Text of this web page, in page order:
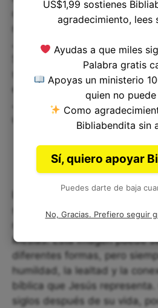
descrita en los siguientes
mucho, hija de Sion: Da
Jerusalén: He aquí tu rey
Salvador, humilde, y
sobre un pollino hijo de
elección del asno como
Jesús no solo fue un acto
una cumplimiento de la
El episodio de Jesús
sus seguidores cubriéndolo
Mesías. Esta imagen puede
diferentes formas, pero
humildad, la lealtad y la
bíblica que Jesús representa.
siglos después de su vida,
US$1,99 sostienes
agradecimiento, lees
Ayudas a que miles
Palabra gratis
Apoyas un ministerio
quien no
Como
Bibliabendita sin
Sí, quiero apoyar
Puedes darte de baja
No, Gracias. Prefiero seguir